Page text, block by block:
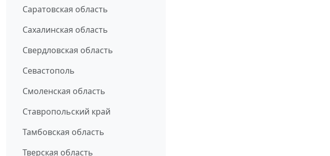
Саратовская область
Сахалинская область
Свердловская область
Севастополь
Смоленская область
Ставропольский край
Тамбовская область
Тверская область